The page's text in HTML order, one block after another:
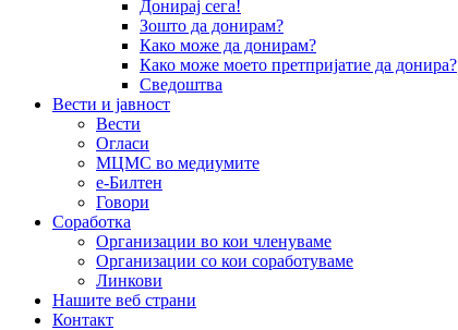
Донирај сега!
Зошто да донирам?
Како може да донирам?
Како може моето претпријатие да донира?
Сведоштва
Вести и јавност
Вести
Огласи
МЦМС во медиумите
е-Билтен
Говори
Соработка
Организации во кои членуваме
Организации со кои соработуваме
Линкови
Нашите веб страни
Контакт